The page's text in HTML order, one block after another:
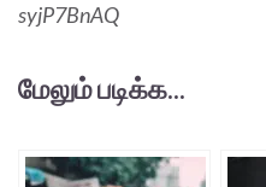
syjP7BnAQ
மேலும் படிக்க...